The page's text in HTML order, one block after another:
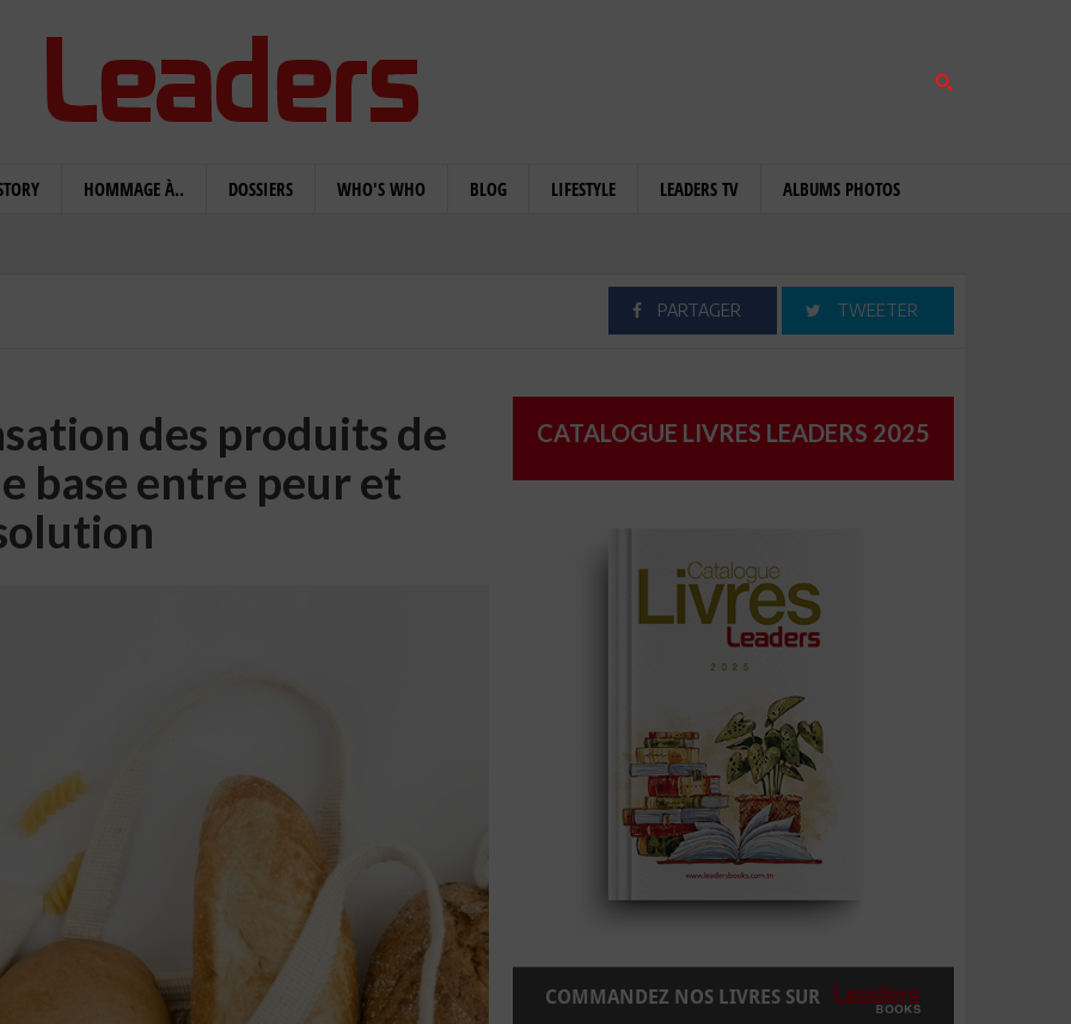
HOMMAGE À.. DOSSIERS WHO'S WHO BLOG LIFESTYLE LEADERS TV ALBUMS PHOTOS
PARTAGER TWEETER
des produits de
base entre peur et
CATALOGUE LIVRES LEADERS 2025
COMMANDEZ NOS LIVRES SUR